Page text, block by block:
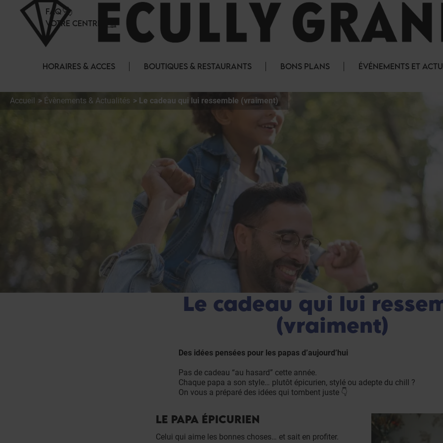
FAQ
VOTRE CENTRE
HORAIRES & ACCES BOUTIQUES & RESTAURANTS BONS PLANS ÉVÉNEMENTS ET
Accueil Évènements & Actualités Le cadeau qui lui ressemble (vraiment)
Le cadeau qui lui
(vraiment)
Des idées pensées pour les papas d’aujourd’hui
Pas de cadeau “au hasard” cette année.
Chaque papa a son style… plutôt épicurien, stylé ou adepte du chill ?
On vous a préparé des idées qui tombent juste 👇
LE PAPA ÉPICURIEN
Celui qui aime les bonnes choses… et sait en profiter.
Panneau de gestion des cookies